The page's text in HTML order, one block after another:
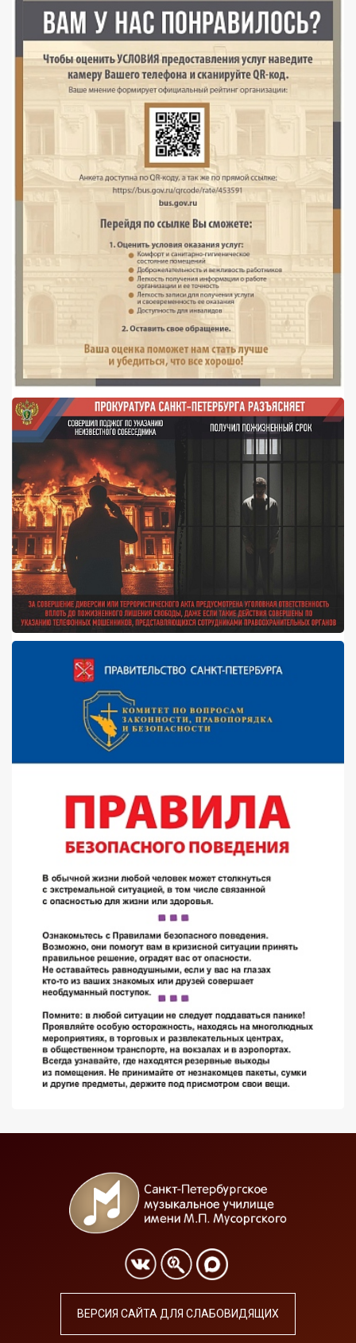
ВЕРСИЯ САЙТА ДЛЯ СЛАБОВИДЯЩИХ